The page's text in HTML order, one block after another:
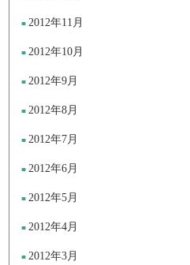
2012年11月
2012年10月
2012年9月
2012年8月
2012年7月
2012年6月
2012年5月
2012年4月
2012年3月